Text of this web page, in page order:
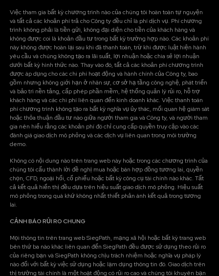
Việc tham gia bất kỳ chương trình nào của chúng tôi hoàn toàn tự nguyện
và tất cả các khoản phí trả cho Công ty đều chỉ là phí dịch vụ. Phí chương
trình không phải là tiền gửi, không đại diện cho tiền của khách hàng và
không được coi là khoản đầu tư trong bất kỳ trường hợp nào. Các khoản phí
này không được hoàn lại sau khi đã thanh toán, trừ khi được luật hiện hành
yêu cầu và chúng không tạo ra lãi suất, lợi nhuận hoặc chia sẻ lợi nhuận
dưới bất kỳ hình thức nào. Thay vào đó, tất cả các khoản phí chương trình
được áp dụng cho các chi phí hoạt động và hành chính của Công ty, bao
gồm nhưng không giới hạn ở nhân sự, cơ sở hạ tầng công nghệ, phát triển
và bảo trì nền tảng, cấp phép phần mềm, hệ thống quản lý rủi ro, hỗ trợ
khách hàng và các chi phí liên quan đến kinh doanh khác. Việc thanh toán
phí chương trình không tạo ra bất kỳ nghĩa vụ ủy thác, mối quan hệ giám sát
hoặc thỏa thuận đầu tư nào giữa người tham gia và Công ty, và người tham
gia nên hiểu rằng các khoản phí đó chỉ cung cấp quyền truy cập vào các
đánh giá giao dịch mô phỏng và các dịch vụ liên quan trong môi trường
demo.
Không có nội dung nào trên trang web này hoặc trong các chương trình của
chúng tôi cấu thành lời đề nghị mua hoặc bán hợp đồng tương lai, quyền
chọn, CFD, ngoại hối, cổ phiếu hoặc bất kỳ công cụ tài chính nào khác. Tất
cả kết quả hiển thị đều dựa trên hiệu suất giao dịch mô phỏng. Hiệu suất
mô phỏng trong quá khứ không nhất thiết phản ánh kết quả trong tương
lai.
CẢNH BÁO RỦI RO CHUNG
Mọi thông tin trên trang web SiegPath, mạng xã hội hoặc bất kỳ trang web
bên thứ ba nào khác liên quan đến SiegPath đều được sử dụng theo rủi ro
của riêng bạn và SiegPath không chịu trách nhiệm hoặc nghĩa vụ pháp lý
nào đối với bất kỳ việc sử dụng hoặc lạm dụng thông tin đó. Giao dịch trên
thị trường tài chính là một hoạt động có rủi ro cao và chúng tôi khuyên bạn